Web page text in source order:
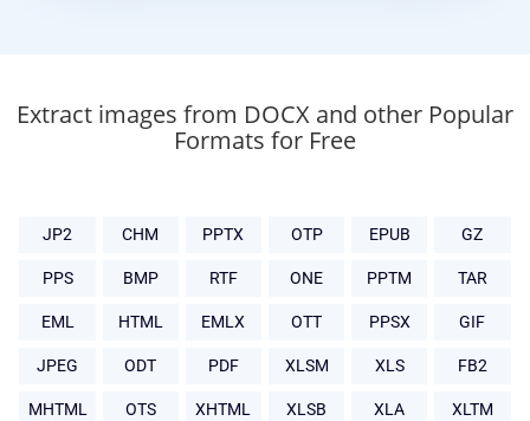
Extract images from DOCX and other Popular
Formats for Free
JP2 CHM PPTX OTP EPUB GZ
PPS BMP RTF ONE PPTM TAR
EML HTML EMLX OTT PPSX GIF
JPEG ODT PDF XLSM XLS FB2
MHTML OTS XHTML XLSB XLA XLTM